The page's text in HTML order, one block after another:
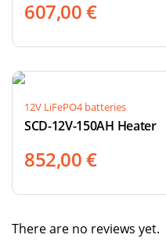
607,00€
12V LiFePO4 batteries
SCD-12V-150AH Heater
852,00€
There are no reviews yet.